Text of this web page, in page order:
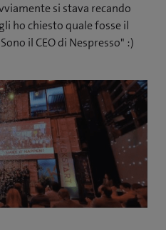
si stava recando
ho chiesto quale fosse il
il CEO di Nespresso" :)